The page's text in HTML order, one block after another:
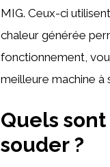
MIG. Ceux-ci
chaleur générée
fonctionnement,
meilleure machine
Quels
souder ?